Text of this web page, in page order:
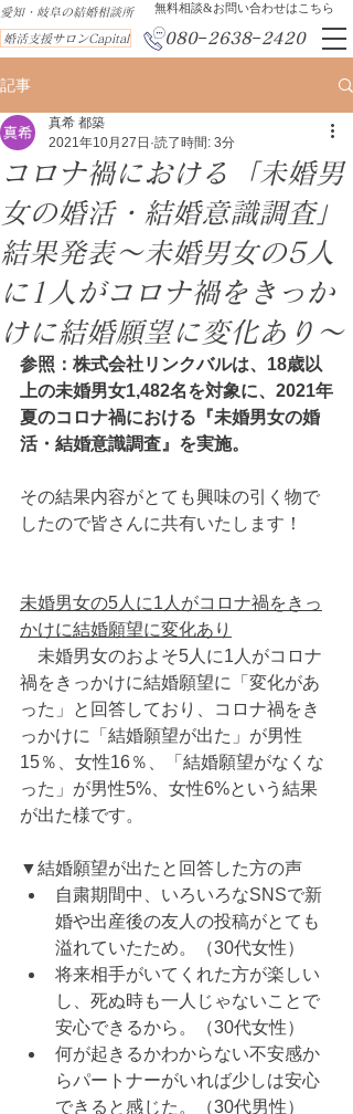
080−2638−2420
​愛知・岐阜の結婚相談所 ​無料相談&お問い合わせはこちら
婚活支援サロンCapital
記事
コロナ禍における「未婚男
女の婚活・結婚意識調査」
結果発表～未婚男女の5人
に1人がコロナ禍をきっか
けに結婚願望に変化あり～
真希 都築
2021年10月27日 読了時間: 3分
参照：株式会社リンクバルは、18歳以
上の未婚男女1,482名を対象に、2021年
夏のコロナ禍における『未婚男女の婚
活・結婚意識調査』を実施。
その結果内容がとても興味の引く物で
したので皆さんに共有いたします！
未婚男女の5人に1人がコロナ禍をきっ
かけに結婚願望に変化あり
未婚男女のおよそ5人に1人がコロナ
禍をきっかけに結婚願望に「変化があ
った」と回答しており、コロナ禍をき
っかけに「結婚願望が出た」が男性
15％、女性16％、「結婚願望がなくな
った」が男性5%、女性6%という結果
が出た様です。
▼結婚願望が出たと回答した方の声
自粛期間中、いろいろなSNSで新
婚や出産後の友人の投稿がとても
溢れていたため。（30代女性）
将来相手がいてくれた方が楽しい
し、死ぬ時も一人じゃないことで
安心できるから。（30代女性）
何が起きるかわからない不安感か
らパートナーがいれば少しは安心
できると感じた。（30代男性）